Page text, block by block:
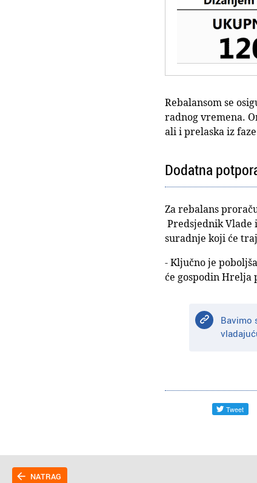
Rebalansom se
radnog vremena.
ali i prelaska iz
Dodatna
Za rebalans
Predsjednik Vlade
suradnje koji će
- Ključno je
će gospodin
Bavimo
NATRAG